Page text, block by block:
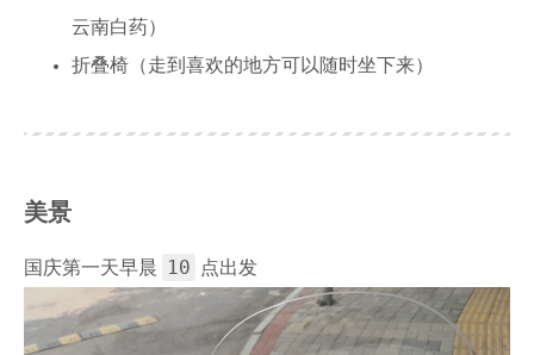
云南白药）
折叠椅（走到喜欢的地方可以随时坐下来）
美景
国庆第一天早晨 10 点出发